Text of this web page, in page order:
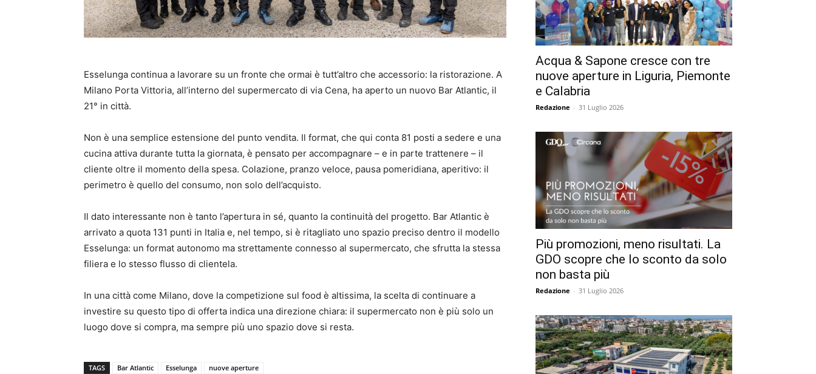
Esselunga continua a lavorare su un fronte che ormai è tutt’altro che accessorio: la ristorazione. A
Milano Porta Vittoria, all’interno del supermercato di via Cena, ha aperto un nuovo Bar Atlantic, il
21° in città.
Non è una semplice estensione del punto vendita. Il format, che qui conta 81 posti a sedere e una
cucina attiva durante tutta la giornata, è pensato per accompagnare – e in parte trattenere – il
cliente oltre il momento della spesa. Colazione, pranzo veloce, pausa pomeridiana, aperitivo: il
perimetro è quello del consumo, non solo dell’acquisto.
Il dato interessante non è tanto l’apertura in sé, quanto la continuità del progetto. Bar Atlantic è
arrivato a quota 131 punti in Italia e, nel tempo, si è ritagliato uno spazio preciso dentro il modello
Esselunga: un format autonomo ma strettamente connesso al supermercato, che sfrutta la stessa
filiera e lo stesso flusso di clientela.
In una città come Milano, dove la competizione sul food è altissima, la scelta di continuare a
investire su questo tipo di offerta indica una direzione chiara: il supermercato non è più solo un
luogo dove si compra, ma sempre più uno spazio dove si resta.
TAGS Bar Atlantic Esselunga nuove aperture
Acqua & Sapone cresce con tre
nuove aperture in Liguria, Piemonte
e Calabria
Redazione - 31 Luglio 2026
Più promozioni, meno risultati. La
GDO scopre che lo sconto da solo
non basta più
Redazione - 31 Luglio 2026